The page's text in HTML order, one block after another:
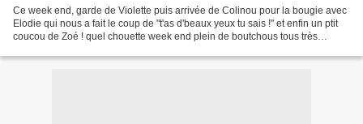
Ce week end, garde de Violette puis arrivée de Colinou pour la bougie avec
Elodie qui nous a fait le coup de "t'as d'beaux yeux tu sais !" et enfin un ptit
coucou de Zoé ! quel chouette week end plein de boutchous tous très